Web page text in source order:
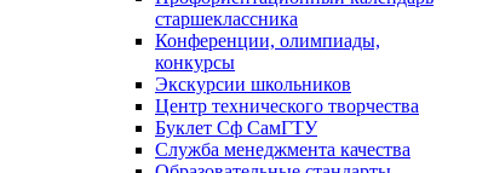
старшеклассника
Конференции, олимпиады,
конкурсы
Экскурсии школьников
Центр технического творчества
Буклет Сф СамГТУ
Служба менеджмента качества